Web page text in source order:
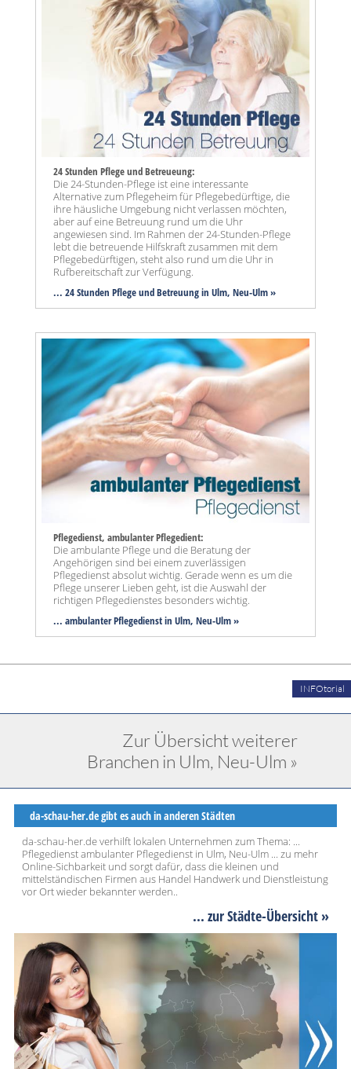
24 Stunden Pflege und Betreueung:
Die 24-Stunden-Pflege ist eine interessante
Alternative zum Pflegeheim für Pflegebedürftige, die
ihre häusliche Umgebung nicht verlassen möchten,
aber auf eine Betreuung rund um die Uhr
angewiesen sind. Im Rahmen der 24-Stunden-Pflege
lebt die betreuende Hilfskraft zusammen mit dem
Pflegebedürftigen, steht also rund um die Uhr in
Rufbereitschaft zur Verfügung.
... 24 Stunden Pflege und Betreuung in Ulm, Neu-Ulm »
Pflegedienst, ambulanter Pflegedient:
Die ambulante Pflege und die Beratung der
Angehörigen sind bei einem zuverlässigen
Pflegedienst absolut wichtig. Gerade wenn es um die
Pflege unserer Lieben geht, ist die Auswahl der
richtigen Pflegedienstes besonders wichtig.
... ambulanter Pflegedienst in Ulm, Neu-Ulm »
INFOtorial
Zur Übersicht weiterer
Branchen in Ulm, Neu-Ulm »
da-schau-her.de gibt es auch in anderen Städten
da-schau-her.de verhilft lokalen Unternehmen zum Thema: ...
Pflegedienst ambulanter Pflegedienst in Ulm, Neu-Ulm ... zu mehr
Online-Sichbarkeit und sorgt dafür, dass die kleinen und
mittelständischen Firmen aus Handel Handwerk und Dienstleistung
vor Ort wieder bekannter werden..
... zur Städte-Übersicht »